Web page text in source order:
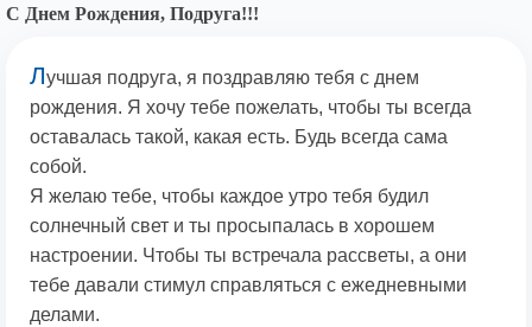
С Днем Рождения, Подруга!!!
Лучшая подруга, я поздравляю тебя с днем
рождения. Я хочу тебе пожелать, чтобы ты всегда
оставалась такой, какая есть. Будь всегда сама
собой.
Я желаю тебе, чтобы каждое утро тебя будил
солнечный свет и ты просыпалась в хорошем
настроении. Чтобы ты встречала рассветы, а они
тебе давали стимул справляться с ежедневными
делами.